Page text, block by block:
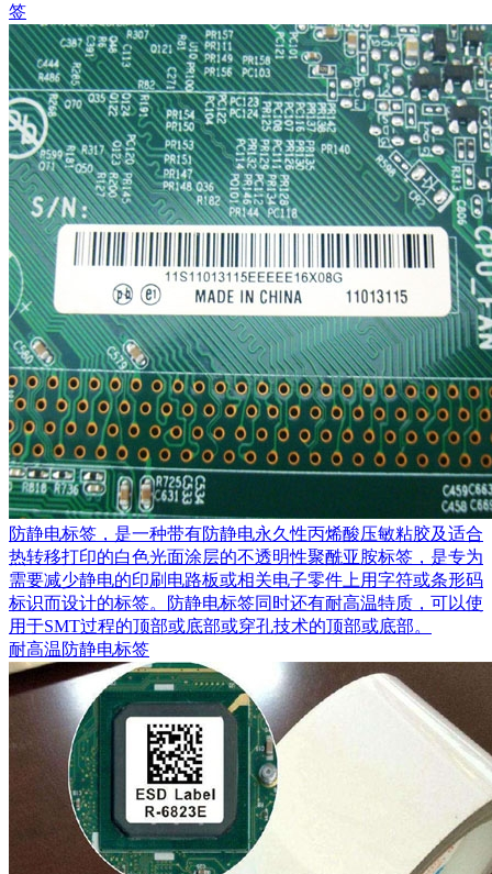
签
防静电标签，是一种带有防静电永久性丙烯酸压敏粘胶及适合
热转移打印的白色光面涂层的不透明性聚酰亚胺标签，是专为
需要减少静电的印刷电路板或相关电子零件上用字符或条形码
标识而设计的标签。防静电标签同时还有耐高温特质，可以使
用于SMT过程的顶部或底部或穿孔技术的顶部或底部。
耐高温防静电标签